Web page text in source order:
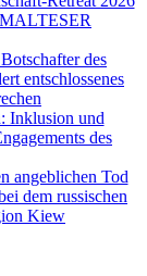
des
entschlossenes
Inklusion und
des
angeblichen Tod
dem russischen
Kiew